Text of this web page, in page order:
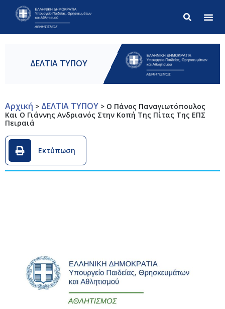
ΔΕΛΤΙΑ ΤΥΠΟΥ
Αρχική > ΔΕΛΤΙΑ ΤΥΠΟΥ > Ο Πάνος Παναγιωτόπουλος
Και Ο Γιάννης Ανδριανός Στην Κοπή Της Πίτας Της ΕΠΣ
Πειραιά
Εκτύπωση